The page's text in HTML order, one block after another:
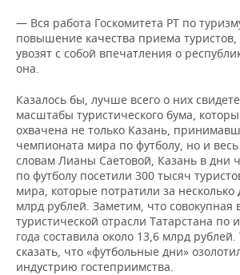
— Вся работа Госкомитета РТ по
повышение качества приема туристов,
увозят с собой впечатления о
она.
Казалось бы, лучше всего о них
масштабы туристического бума,
охвачена не только Казань,
чемпионата мира по футболу, но и
словам Лианы Саетовой, Казань в дни
по футболу посетили 300 тысяч
мира, которые потратили за
млрд рублей. Заметим, что совокупная
туристической отрасли Татарстана по
года составила около 13,6 млрд
сказать, что «футбольные дни»
индустрию гостеприимства.